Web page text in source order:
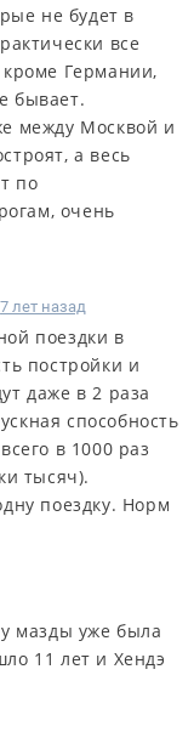
не будет в
все
кроме Германии,
бывает.
между Москвой и
а весь
по
очень
7 лет назад
поездки в
постройки и
даже в 2 раза
способность
в 1000 раз
тысяч).
поездку. Норм
мазды уже была
11 лет и Хендэ